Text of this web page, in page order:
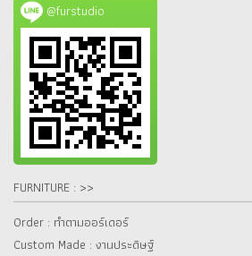
@furstudio
FURNITURE : >>
Order : ทำตามออร์เดอร์
Custom Made : งานประดิษฐ์